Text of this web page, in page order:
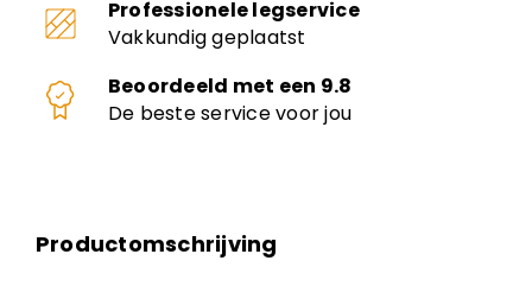
Professionele legservice
Vakkundig geplaatst
Beoordeeld met een 9.8
De beste service voor jou
Productomschrijving